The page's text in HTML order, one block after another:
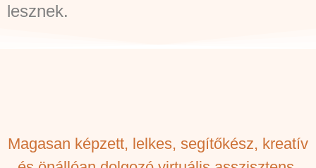
lesznek.
Magasan képzett, lelkes, segítőkész, kreatív